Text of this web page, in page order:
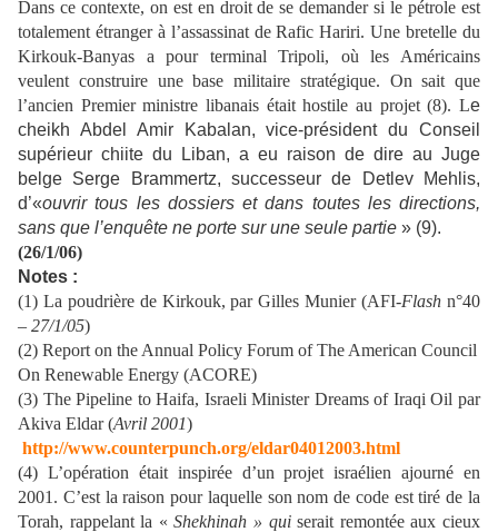
Dans ce contexte, on est en droit de se demander si le pétrole est
totalement étranger à l’assassinat de Rafic Hariri. Une bretelle du
Kirkouk-Banyas a pour terminal Tripoli, où les Américains
veulent construire une base militaire stratégique. On sait que
l’ancien Premier ministre libanais était hostile au projet (8). Le
cheikh Abdel Amir Kabalan, vice-président du Conseil
supérieur chiite du Liban, a eu raison de dire au Juge
belge Serge Brammertz, successeur de Detlev Mehlis,
d’«ouvrir tous les dossiers et dans toutes les directions,
sans que l’enquête ne porte sur une seule partie » (9).
(26/1/06)
Notes :
(1) La poudrière de Kirkouk, par Gilles Munier (AFI-Flash n°40
– 27/1/05)
(2) Report on the Annual Policy Forum of The American Council
On Renewable Energy (ACORE)
(3) The Pipeline to Haifa, Israeli Minister Dreams of Iraqi Oil par
Akiva Eldar (Avril 2001)
http://www.counterpunch.org/eldar04012003.html
(4) L’opération était inspirée d’un projet israélien ajourné en
2001. C’est la raison pour laquelle son nom de code est tiré de la
Torah, rappelant la «Shekhinah » quiserait remontée aux cieux